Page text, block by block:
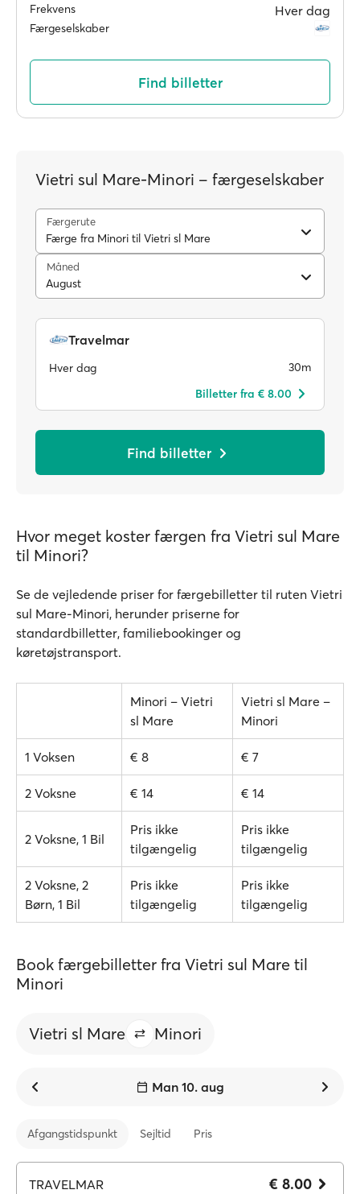
Frekvens Hver dag
Færgeselskaber
Find billetter
Vietri sul Mare-Minori – færgeselskaber
Færgerute
Færge fra Minori til Vietri sl Mare
Måned
August
Travelmar
Hver dag
30m
Billetter fra € 8.00
Find billetter
Hvor meget koster færgen fra Vietri sul Mare
til Minori?
Se de vejledende priser for færgebilletter til ruten Vietri
sul Mare-Minori, herunder priserne for
standardbilletter, familiebookinger og
køretøjstransport.
Minori – Vietri
sl Mare
Vietri sl Mare –
Minori
1 Voksen € 8 € 7
2 Voksne € 14 € 14
2 Voksne, 1 Bil
Pris ikke
tilgængelig
Pris ikke
tilgængelig
2 Voksne, 2
Børn, 1 Bil
Pris ikke
tilgængelig
Pris ikke
tilgængelig
Book færgebilletter fra Vietri sul Mare til
Minori
Vietri sl Mare Minori
Man 10. aug
Afgangstidspunkt Sejltid Pris
TRAVELMAR € 8.00